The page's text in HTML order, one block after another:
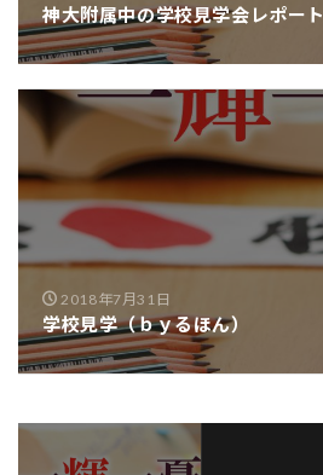
神大附属中の学校見学会レポート
2018年7月31日
学校見学（ｂｙるほん）